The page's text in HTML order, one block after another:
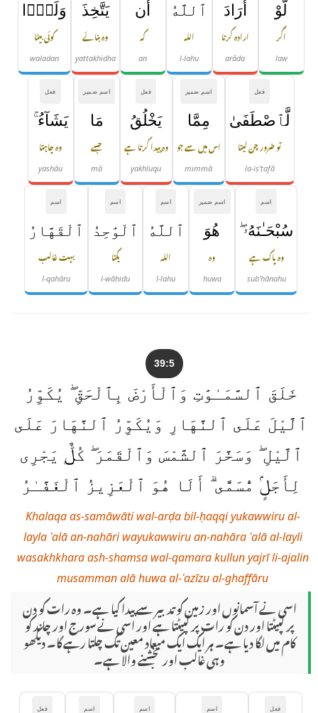
لَّوْ
اگر
law
أَرَادَ
ارادہ کرتا
arāda
ٱللَّهُ
اللہ
l-lahu
أَن
کہ
an
يَتَّخِذَ
وہ بنائے
yattakhidha
وَلَدًۭا
کوئی بیٹا
waladan
فعل
لَّٱصْطَفَىٰ
تو ضرور چن لیتا
la-iṣ'ṭafā
اسم ضمیر
مِمَّا
اس میں سے جو
mimmā
فعل
يَخْلُقُ
وہ پیدا کرتا ہے
yakhluqu
اسم ضمیر
مَا
جسے
mā
فعل
يَشَآءُ ۚ
وہ چاہتا
yashāu
اسم
سُبْحَـٰنَهُۥ ۖ
وہ پاک ہے
sub'ḥānahu
اسم ضمیر
هُوَ
وہ
huwa
اسم
ٱللَّهُ
اللہ
l-lahu
اسم
ٱلْوَٰحِدُ
یکتا
l-wāḥidu
اسم
ٱلْقَهَّارُ
بہت غالب
l-qahāru
39:5
خَلَقَ ٱلسَّمَـٰوَٰتِ وَٱلْأَرْضَ بِٱلْحَقِّ ۖ يُكَوِّرُ
ٱلَّيْلَ عَلَى ٱلنَّهَارِ وَيُكَوِّرُ ٱلنَّهَارَ عَلَى
ٱلَّيْلِ ۖ وَسَخَّرَ ٱلشَّمْسَ وَٱلْقَمَرَ ۖ كُلٌّۭ يَجْرِى
لِأَجَلٍۢ مُّسَمًّى ۗ أَلَا هُوَ ٱلْعَزِيزُ ٱلْغَفَّـٰرُ
Khalaqa as-samāwāti wal-arḍa bil-ḥaqqi yukawwiru al-
layla ʿalā an-nahāri wayukawwiru an-nahāra ʿalā al-layli
wasakhkhara ash-shamsa wal-qamara kullun yajrī li-ajalin
musamman alā huwa al-ʿazīzu al-ghaffāru
اسی نے آسمانوں اور زمین کو تدبیر سے پیدا کیا ہے۔ وہ رات کو دن
پر لپیٹتا اور دن کو رات پر لپیٹتا ہے اور اسی نے سورج اور چاند کو
کام میں لگا دیا ہے۔ ہر ایک ایک میعاد معین تک چلتا رہے گا۔ دیکھو
وہی غالب اور بخشنے والا ہے۔
فعل اسم اسم اسم فعل